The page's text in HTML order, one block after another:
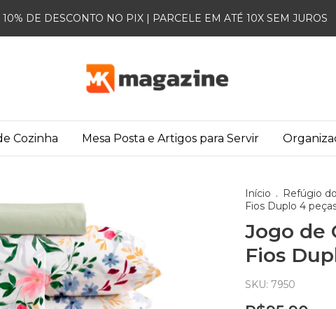
10% DE DESCONTO NO PIX | PARCELE EM ATÉ 10X SEM JUROS
Cozinha Mesa Posta e Artigos para Servir
Início . Refúgio
Fios Duplo 4
Jogo de
Fios
SKU: 7950